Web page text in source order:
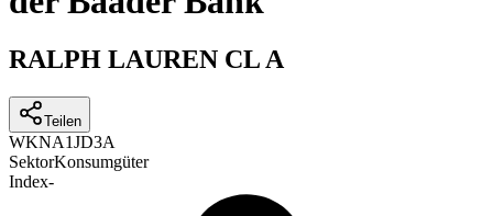
RALPH LAUREN CL A
Teilen
WKNA1JD3A
SektorKonsumgüter
Index-